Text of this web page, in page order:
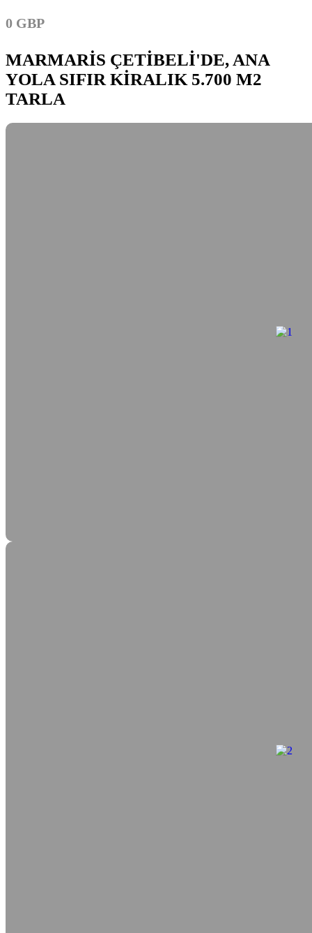
0 GBP
MARMARİS ÇETİBELİ'DE, ANA
YOLA SIFIR KİRALIK 5.700 M2
TARLA